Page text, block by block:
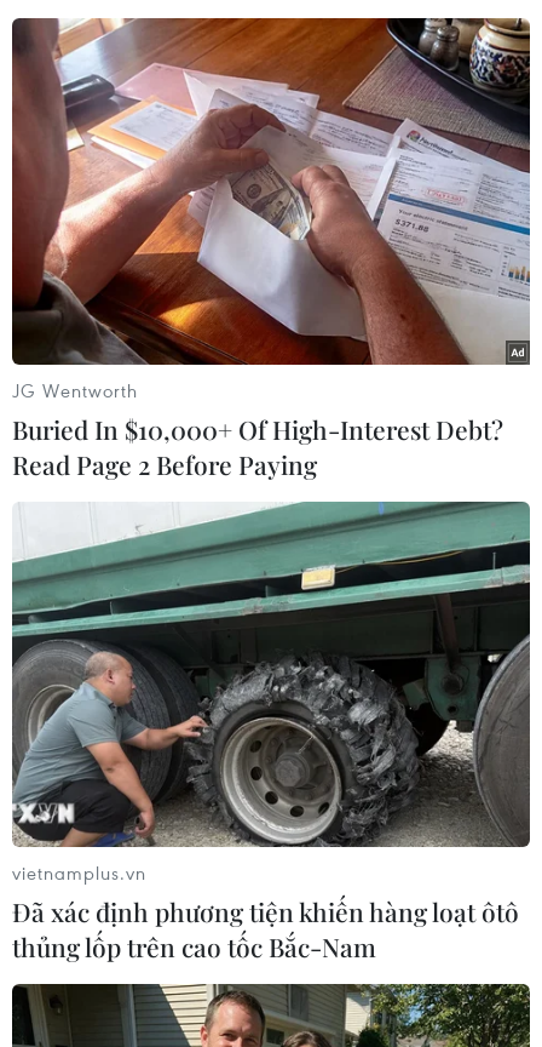
#an ninh
#Cuộc chiến chống ma túy
#Can thiệp nội bộ
#tin tức
#tin tức mới nhất
#tin tức 24h
#tin tức an ninh #tin tức hot
#an ninh
#an ninh nghệ an
#thời sự
#thời sự hôm nay
#bản tin thời sự
Philippines
Theo dõi VietnamPlus
TIN LIÊN QUAN
JG Wentworth
Buried In $10,000+ Of High-Interest Debt?
Read Page 2 Before Paying
vietnamplus.vn
Đã xác định phương tiện khiến hàng loạt ôtô
thủng lốp trên cao tốc Bắc-Nam